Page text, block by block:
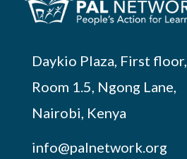
Daykio Plaza, First floor,
Room 1.5, Ngong Lane,
Nairobi, Kenya
info@palnetwork.org